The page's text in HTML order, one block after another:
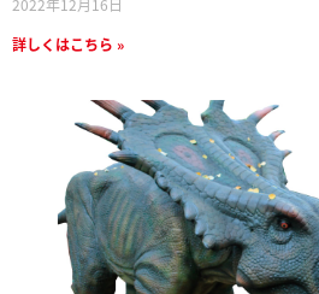
詳しくはこちら »